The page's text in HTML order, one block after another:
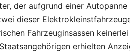
der aufgrund einer
dieser
Fahrzeuginsassen
erhielten